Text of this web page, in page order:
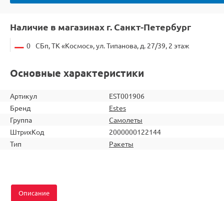
Наличие в магазинах г. Санкт-Петербург
0 СБп, ТК «Космос», ул. Типанова, д. 27/39, 2 этаж
Основные характеристики
Артикул
EST001906
Бренд
Estes
Группа
Самолеты
ШтрихКод
2000000122144
Тип
Ракеты
Описание